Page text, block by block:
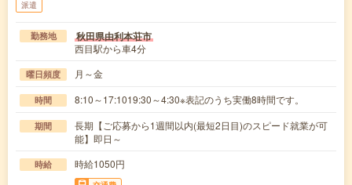
派遣
勤務地 秋田県由利本荘市
西目駅から車4分
曜日頻度 月～金
時間 8:10～17:1019:30～4:30※表記のうち実働8時間です。
期間
長期【ご応募から1週間以内(最短2日目)のスピード就業が可
能】即日～
時給 時給1050円